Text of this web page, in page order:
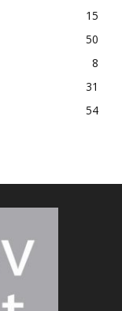
15
50
8
31
54